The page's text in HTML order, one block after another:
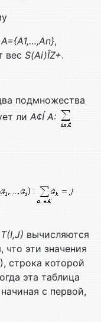
A={A1,…,An},
вес S(Ai)ÎZ+.
подмножества
лиА¢Í А:
T(I,J) вычисляются
эти значения
строка которой
эта таблица
с первой,